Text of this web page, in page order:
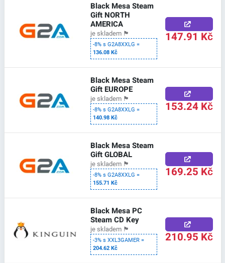
Black Mesa Steam
Gift NORTH
AMERICA
je skladem 🏴
-8% s G2A8XXLG =
136.08 Kč
147.91 Kč
Black Mesa Steam
Gift EUROPE
je skladem 🏴
-8% s G2A8XXLG =
140.98 Kč
153.24 Kč
Black Mesa Steam
Gift GLOBAL
je skladem 🏴
-8% s G2A8XXLG =
155.71 Kč
169.25 Kč
Black Mesa PC
Steam CD Key
je skladem 🏴
-3% s XXL3GAMER =
204.62 Kč
210.95 Kč